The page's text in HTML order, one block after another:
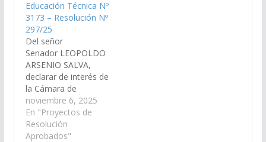
Educación Técnica Nº
3173 – Resolución Nº
297/25
Del señor
Senador LEOPOLDO
ARSENIO SALVA,
declarar de interés de
la Cámara de
Senadores la 10ª
ExpoTécnica – edición
2025 – Muestra anual
de Exposición de
noviembre 6, 2025
En "Proyectos de
Resolución
Aprobados"